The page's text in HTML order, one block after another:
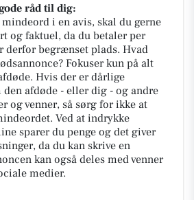
råd til dig:
i en avis, skal du gerne
og faktuel, da du betaler per
derfor begrænset plads. Hvad
Fokuser kun på alt
Hvis der er dårlige
afdøde - eller dig - og andre
og venner, så sørg for ikke at
Ved at indrykke
sparer du penge og det giver
da du kan skrive en
kan også deles med venner
medier.